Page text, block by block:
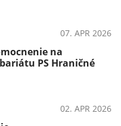
07. APR 2026
na
PS Hraničné
02. APR 2026